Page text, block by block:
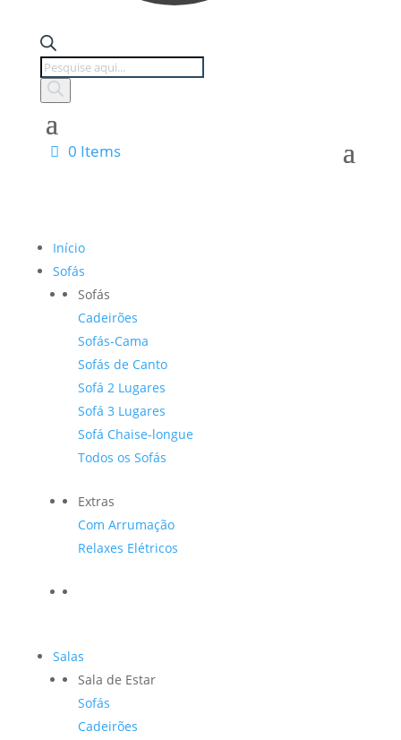
Products
search
0 Items
Início
Sofás
Sofás
Cadeirões
Sofás-Cama
Sofás de Canto
Sofá 2 Lugares
Sofá 3 Lugares
Sofá Chaise-longue
Todos os Sofás
Extras
Com Arrumação
Relaxes Elétricos
Salas
Sala de Estar
Sofás
Cadeirões